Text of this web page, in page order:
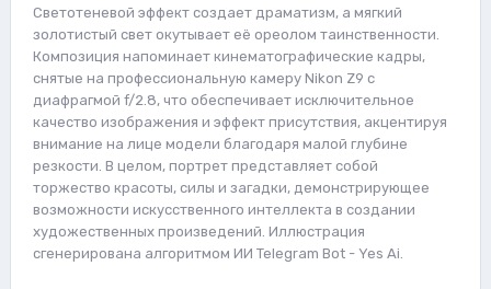
Светотеневой эффект создает драматизм, а мягкий
золотистый свет окутывает её ореолом таинственности.
Композиция напоминает кинематографические кадры,
снятые на профессиональную камеру Nikon Z9 с
диафрагмой f/2.8, что обеспечивает исключительное
качество изображения и эффект присутствия, акцентируя
внимание на лице модели благодаря малой глубине
резкости. В целом, портрет представляет собой
торжество красоты, силы и загадки, демонстрирующее
возможности искусственного интеллекта в создании
художественных произведений. Иллюстрация
сгенерирована алгоритмом ИИ Telegram Bot - Yes Ai.